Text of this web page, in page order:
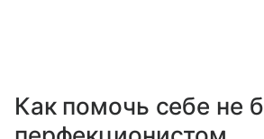
Как помочь себе не